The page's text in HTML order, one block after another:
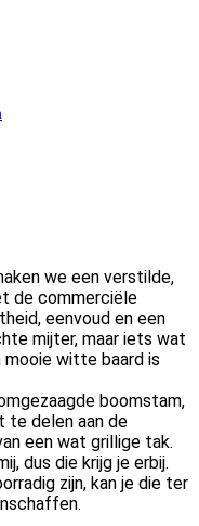
we een verstilde,
de commerciële
eenvoud en een
mijter, maar iets wat
witte baard is
boomstam,
te delen aan de
een wat grillige tak.
dus die krijg je erbij.
zijn, kan je die ter